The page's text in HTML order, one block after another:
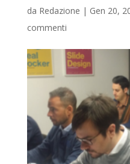
da Redazione | Gen 20,
commenti